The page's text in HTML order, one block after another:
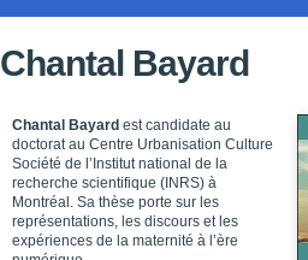
Chantal Bayard
Chantal Bayard est candidate au
doctorat au Centre Urbanisation Culture
Société de l’Institut national de la
recherche scientifique (INRS) à
Montréal. Sa thèse porte sur les
représentations, les discours et les
expériences de la maternité à l’ère